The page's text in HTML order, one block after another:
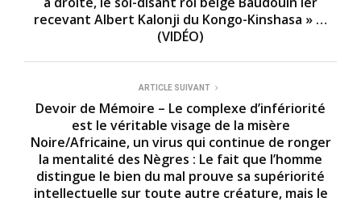
recevant Albert Kalonji du Kongo-Kinshasa » …
(VIDÉO)
ARTICLE SUIVANT
Devoir de Mémoire – Le complexe d’infériorité
est le véritable visage de la misère
Noire/Africaine, un virus qui continue de ronger
la mentalité des Nègres : Le fait que l’homme
distingue le bien du mal prouve sa supériorité
intellectuelle sur toute autre créature, mais le